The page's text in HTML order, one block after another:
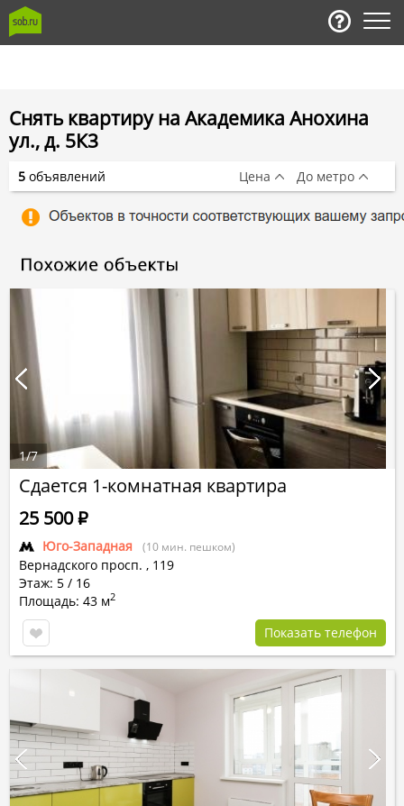
Снять квартиру на Академика Анохина
ул., д. 5К3
Сдается 1-комнатная квартира
Юго-Западная (10 мин. пешком)
Вернадского просп. , 119
Этаж: 5 / 16
Площадь: 43 м2
25 500Р
Показать телефон
1/7
5 объявлений Цена До метро